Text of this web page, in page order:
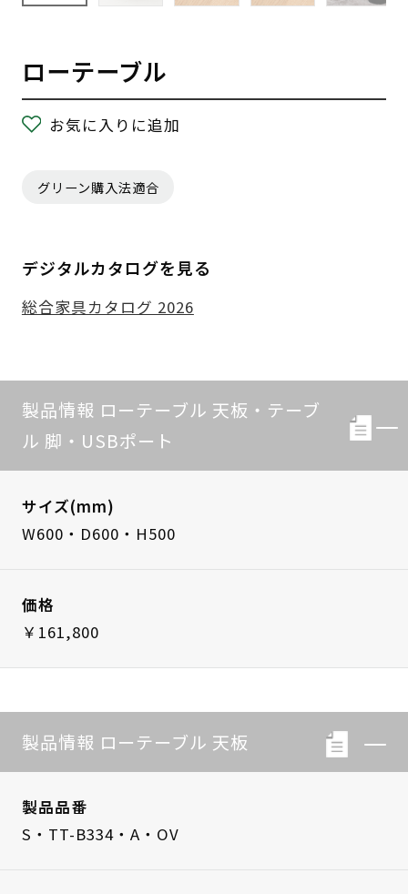
ローテーブル
お気に入りに追加
グリーン購入法適合
デジタルカタログを見る
総合家具カタログ 2026
製品情報 ローテーブル 天板・テーブ
ル 脚・USBポート
サイズ(mm)
W600・D600・H500
価格
￥161,800
製品情報 ローテーブル 天板
製品品番
S・TT-B334・A・OV